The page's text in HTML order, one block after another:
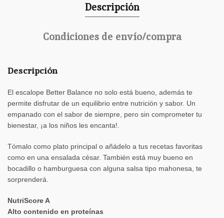
Descripción
Condiciones de envío/compra
Descripción
El escalope Better Balance no solo está bueno, además te
permite disfrutar de un equilibrio entre nutrición y sabor. Un
empanado con el sabor de siempre, pero sin comprometer tu
bienestar, ¡a los niños les encanta!.
Tómalo como plato principal o añádelo a tus recetas favoritas
como en una ensalada césar. También está muy bueno en
bocadillo o hamburguesa con alguna salsa tipo mahonesa, te
sorprenderá.
NutriScore A
Alto contenido en proteínas